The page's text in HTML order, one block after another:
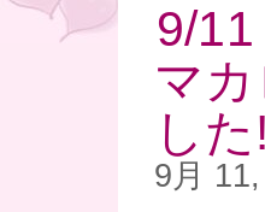
9/
マ
し
9月